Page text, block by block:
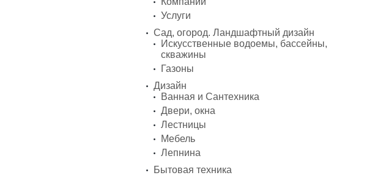
Услуги
Сад, огород. Ландшафтный дизайн
Искусственные водоемы, бассейны,
скважины
Газоны
Дизайн
Ванная и Сантехника
Двери, окна
Лестницы
Мебель
Лепнина
Бытовая техника